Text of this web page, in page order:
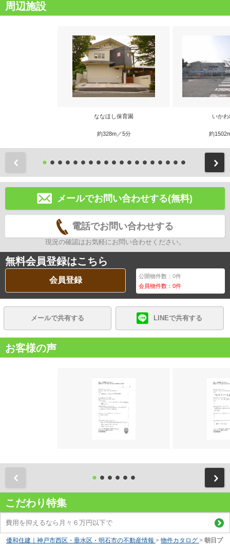
周辺施設
ななほし保育園
約328m／5分
いか
約
メールでお問い合わせする(無料)
電話でお問い合わせする
現況の確認はお気軽にお問い合わせください。
無料会員登録はこちら
会員登録 公開物件数：0件
会員物件数：0件
メールで共有する LINEで共有する
お客様の声
こだわり特集
費用を抑えるなら月々６万円以下で
優和住建｜神戸市西区・垂水区・明石市の不動産情報 > 物件カタログ > 朝日プ